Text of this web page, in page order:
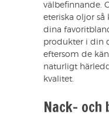
välbefinnande.
eteriska oljor så
dina
produkter i din
eftersom de
naturligt
kvalitet.
Nack- och